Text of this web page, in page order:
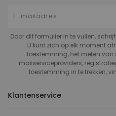
Door dit formulier in te vullen,
U kunt zich op elk moment
toestemming, het meten van
mailserviceproviders,
toestemming in te trekken,
Klantenservice